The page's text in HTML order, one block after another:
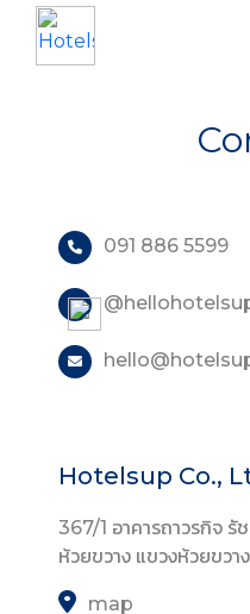
Service
Operation
Accounting
Blog
Contact
091 886 5599
Hotelsup Co.,
367/1 อาคารถาวรกิจ รั
ห้วยขวาง แขวงห้วยขวา
map